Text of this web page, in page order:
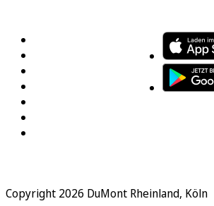
Copyright 2026 DuMont Rheinland, Köln